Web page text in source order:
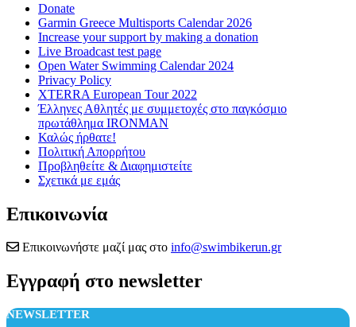
Donate
Garmin Greece Multisports Calendar 2026
Increase your support by making a donation
Live Broadcast test page
Open Water Swimming Calendar 2024
Privacy Policy
XTERRA European Tour 2022
Έλληνες Αθλητές με συμμετοχές στο παγκόσμιο
πρωτάθλημα IRONMAN
Καλώς ήρθατε!
Πολιτική Απορρήτου
Προβληθείτε & Διαφημιστείτε
Σχετικά με εμάς
Επικοινωνία
Επικοινωνήστε μαζί μας στο info@swimbikerun.gr
Εγγραφή στο newsletter
NEWSLETTER